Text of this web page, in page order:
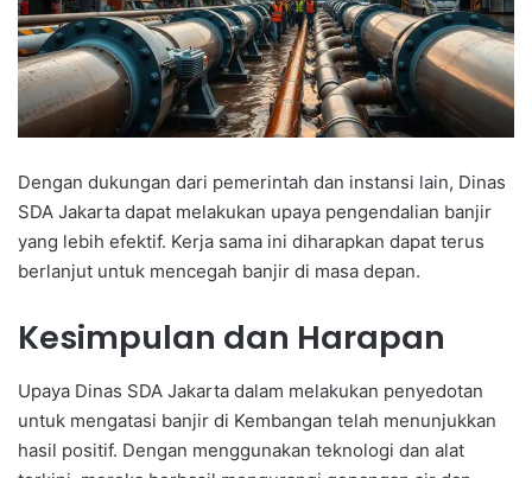
Dengan dukungan dari pemerintah dan instansi lain, Dinas
SDA Jakarta dapat melakukan upaya pengendalian banjir
yang lebih efektif. Kerja sama ini diharapkan dapat terus
berlanjut untuk mencegah banjir di masa depan.
Kesimpulan dan Harapan
Upaya Dinas SDA Jakarta dalam melakukan penyedotan
untuk mengatasi banjir di Kembangan telah menunjukkan
hasil positif. Dengan menggunakan teknologi dan alat